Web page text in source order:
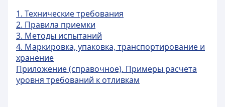
1. Технические требования
2. Правила приемки
3. Методы испытаний
4. Маркировка, упаковка, транспортирование и
хранение
Приложение (справочное). Примеры расчета
уровня требований к отливкам